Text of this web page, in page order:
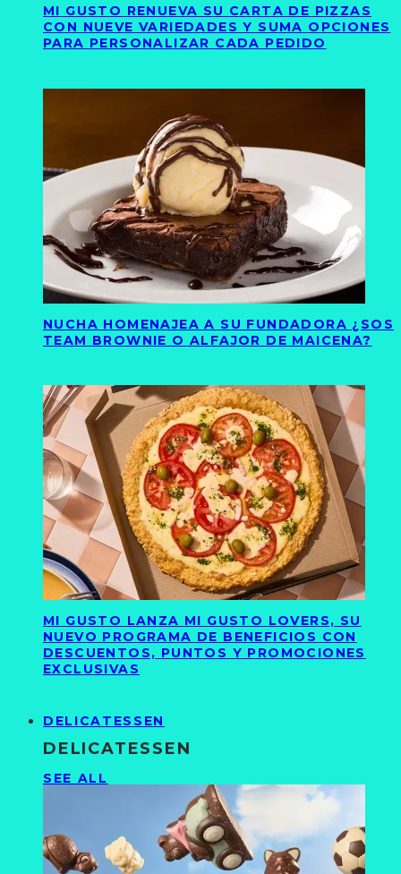
MI GUSTO RENUEVA SU CARTA DE PIZZAS
CON NUEVE VARIEDADES Y SUMA OPCIONES
PARA PERSONALIZAR CADA PEDIDO
NUCHA HOMENAJEA A SU FUNDADORA ¿SOS
TEAM BROWNIE O ALFAJOR DE MAICENA?
MI GUSTO LANZA MI GUSTO LOVERS, SU
NUEVO PROGRAMA DE BENEFICIOS CON
DESCUENTOS, PUNTOS Y PROMOCIONES
EXCLUSIVAS
DELICATESSEN
DELICATESSEN
SEE ALL